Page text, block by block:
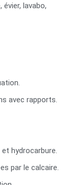
lavabo,
avec rapports.
hydrocarbure.
par le calcaire.